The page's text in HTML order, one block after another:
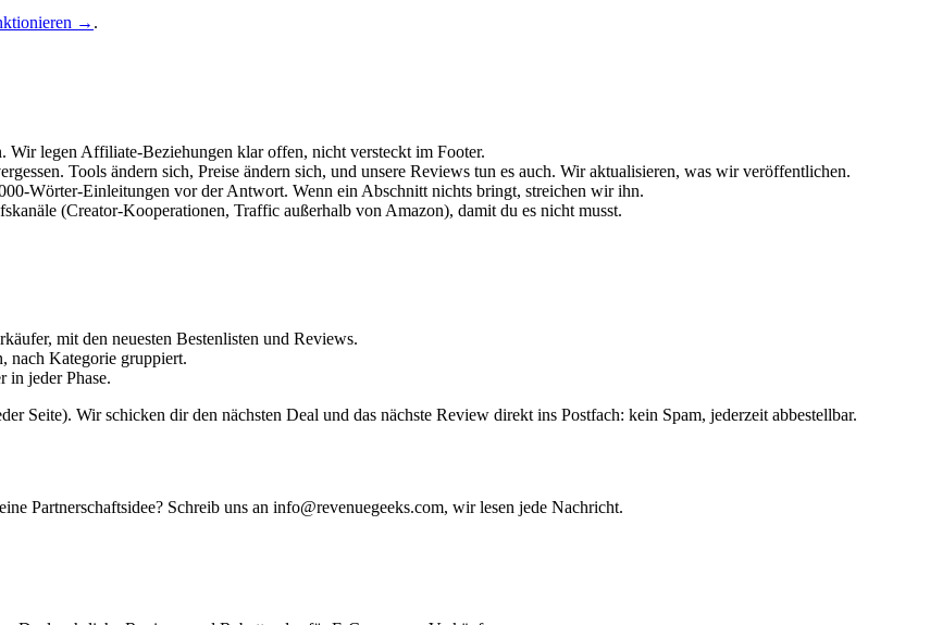
→ .
Wir legen Affiliate-Beziehungen klar offen, nicht versteckt im Footer.
Tools ändern sich, Preise ändern sich, und unsere Reviews tun es auch. Wir aktualisieren, was wir veröffentlichen.
Wörter-Einleitungen vor der Antwort. Wenn ein Abschnitt nichts bringt, streichen wir ihn.
(Creator-Kooperationen, Traffic außerhalb von Amazon), damit du es nicht musst.
mit den neuesten Bestenlisten und Reviews.
nach Kategorie gruppiert.
in jeder Phase.
Seite). Wir schicken dir den nächsten Deal und das nächste Review direkt ins Postfach: kein Spam, jederzeit abbestellbar.
Partnerschaftsidee? Schreib uns an info@revenuegeeks.com, wir lesen jede Nachricht.